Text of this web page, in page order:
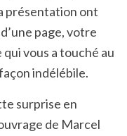
présentation ont
page, votre
vous a touché au
indélébile.
surprise en
de Marcel